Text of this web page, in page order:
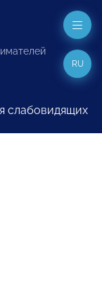
слабовидящих
RU